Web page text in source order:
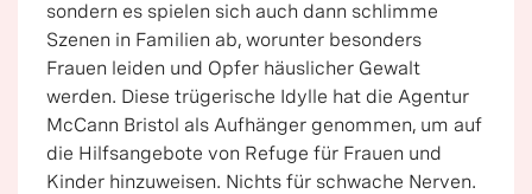
sondern es spielen sich auch dann schlimme
Szenen in Familien ab, worunter besonders
Frauen leiden und Opfer häuslicher Gewalt
werden. Diese trügerische Idylle hat die Agentur
McCann Bristol als Aufhänger genommen, um auf
die Hilfsangebote von Refuge für Frauen und
Kinder hinzuweisen. Nichts für schwache Nerven.